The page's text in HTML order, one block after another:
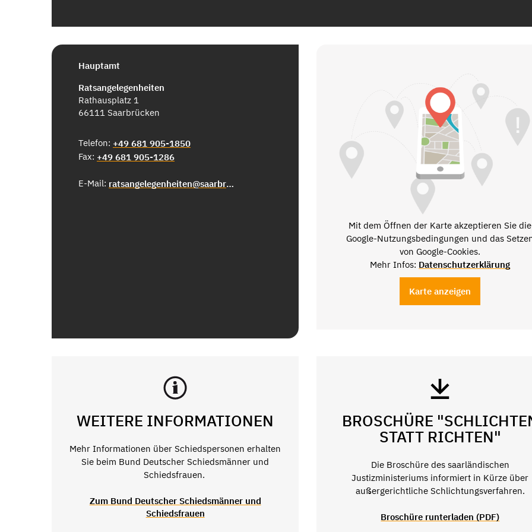
Hauptamt
Ratsangelegenheiten
Rathausplatz 1
66111 Saarbrücken
Telefon: +49 681 905-1850
Fax: +49 681 905-1286
E-Mail: ratsangelegenheiten@saarbruecken.de
Mit dem Öffnen der Karte akzeptieren Sie die
Google-Nutzungsbedingungen und das
von Google-Cookies.
Mehr Infos: Datenschutzerklärung
Karte anzeigen
WEITERE INFORMATIONEN
Mehr Informationen über Schiedspersonen erhalten
Sie beim Bund Deutscher Schiedsmänner und
Schiedsfrauen.
Zum Bund Deutscher Schiedsmänner und
Schiedsfrauen
BROSCHÜRE
STATT RICHTEN"
Die Broschüre des saarländischen
Justizministeriums informiert in Kürze über
außergerichtliche Schlichtungsverfahren.
Broschüre runterladen (PDF)